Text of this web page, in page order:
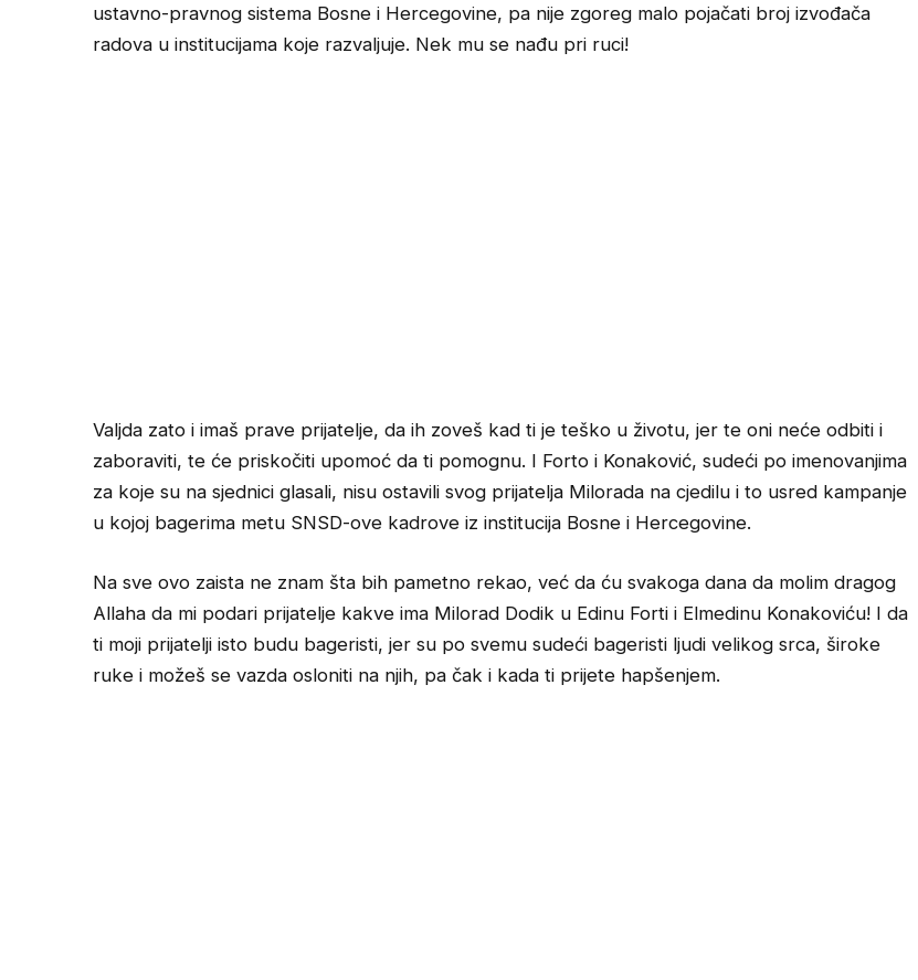
ustavno-pravnog sistema Bosne i Hercegovine, pa nije zgoreg malo pojačati broj izvođača
radova u institucijama koje razvaljuje. Nek mu se nađu pri ruci!
Valjda zato i imaš prave prijatelje, da ih zoveš kad ti je teško u životu, jer te oni neće odbiti i
zaboraviti, te će priskočiti upomoć da ti pomognu. I Forto i Konaković, sudeći po imenovanjima
za koje su na sjednici glasali, nisu ostavili svog prijatelja Milorada na cjedilu i to usred kampanje
u kojoj bagerima metu SNSD-ove kadrove iz institucija Bosne i Hercegovine.
Na sve ovo zaista ne znam šta bih pametno rekao, već da ću svakoga dana da molim dragog
Allaha da mi podari prijatelje kakve ima Milorad Dodik u Edinu Forti i Elmedinu Konakoviću! I da
ti moji prijatelji isto budu bageristi, jer su po svemu sudeći bageristi ljudi velikog srca, široke
ruke i možeš se vazda osloniti na njih, pa čak i kada ti prijete hapšenjem.